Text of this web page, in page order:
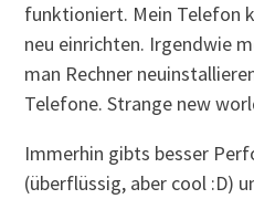
funktioniert. Mein Telefon
neu einrichten. Irgendwie
man Rechner
Telefone. Strange new
Immerhin gibts besser
(überflüssig, aber cool :D)